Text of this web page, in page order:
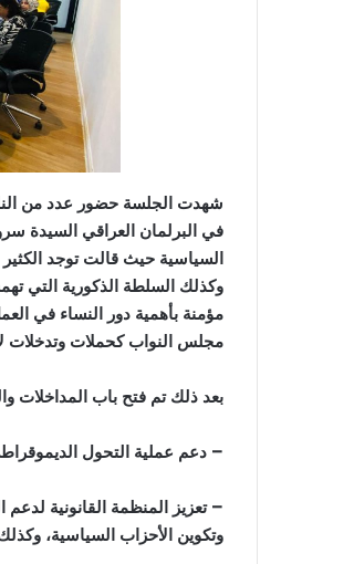
شهدت الجلسة حضور عدد من
في البرلمان العراقي السيدة
السياسية حيث قالت توجد الكثير
وكذلك السلطة الذكورية التي
مؤمنة بأهمية دور النساء في
مجلس النواب كحملات وتدخلات
بعد ذلك تم فتح باب المداخلات
– دعم عملية التحول
– تعزيز المنظمة القانونية
وتكوين الأحزاب السياسية،